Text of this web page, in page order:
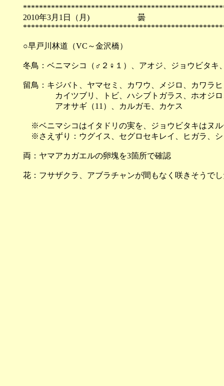
2010年3月1日（月)
○早戸川林道（VC～金沢橋）
冬鳥：ベニマシコ（♂２♀１）、アオジ、ジョウビタ
留鳥：キジバト、ヤマセミ、カワウ、メジロ、カワラ
カイツブリ、トビ、ハシブトガラス、ホオジロ、
アオサギ（11）、カルガモ、カケス
※ベニマシコはイタドリの実を、ジョウビタキはヌ
※さえずり：ウグイス、セグロセキレイ、ヒガラ、シ
両：ヤマアカガエルの卵塊を3箇所で確認
花：フサザクラ、アブラチャンが間もなく咲きそうで